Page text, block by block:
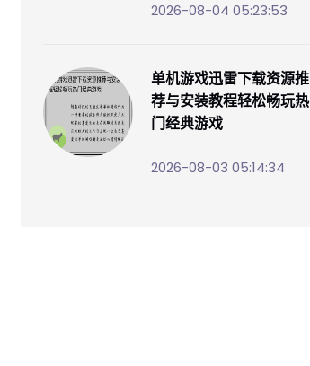
2026-08-04 05:23:53
单机游戏迅雷下载资源推
荐与安装教程轻松畅玩热
门经典游戏
2026-08-03 05:14:34